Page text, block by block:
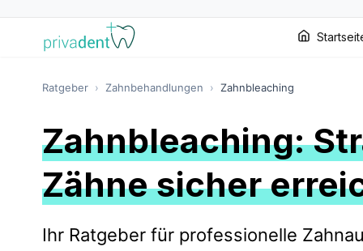
Ratgeber › Zahnbehandlungen › Zahnbleaching
Zahnbleaching:
Zähne sicher
Ihr Ratgeber für professionelle